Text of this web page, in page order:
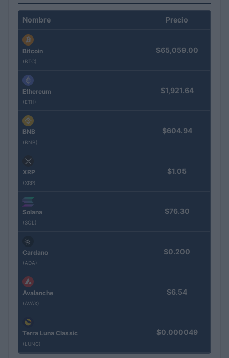
Nombre Precio
Bitcoin
(BTC)
$65,059.00
Ethereum
(ETH)
$1,921.64
BNB
(BNB)
$604.94
XRP
(XRP)
$1.05
Solana
(SOL)
$76.30
Cardano
(ADA)
$0.200
Avalanche
(AVAX)
$6.54
Terra Luna Classic
(LUNC)
$0.000049